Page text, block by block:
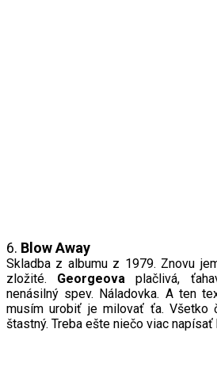
6. BlowAway
Skladba z albumu z 1979. Znovu
zložité. Georgeova plačlivá,
nenásilný spev. Náladovka. A ten
musím urobiť je milovať ťa. Všetko
štastný. Treba ešte niečo viac